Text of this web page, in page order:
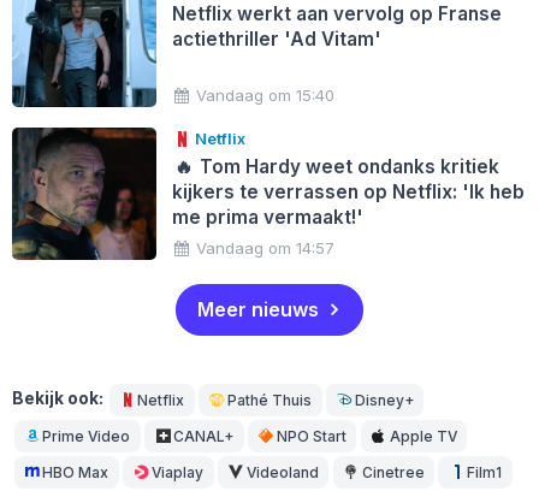
Netflix werkt aan vervolg op Franse
actiethriller 'Ad Vitam'
Vandaag om 15:40
Netflix
🔥 Tom Hardy weet ondanks kritiek
kijkers te verrassen op Netflix: 'Ik heb
me prima vermaakt!'
Vandaag om 14:57
Meer nieuws
Bekijk ook: Netflix Pathé Thuis Disney+
Prime Video CANAL+ NPO Start Apple TV
HBO Max Viaplay Videoland Cinetree Film1